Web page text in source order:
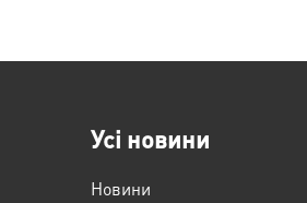
Усі новини
Новини